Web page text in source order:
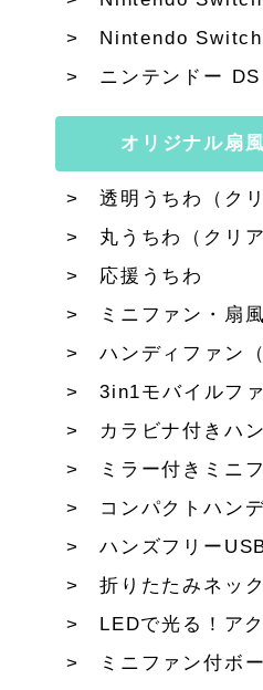
Nintendo
ニンテンドー DS
オリジナル扇
透明うちわ（ク
丸うちわ（クリ
応援うちわ
ミニファン・扇
ハンディファン
3in1モバイルフ
カラビナ付きハ
ミラー付きミニ
コンパクトハン
ハンズフリー
折りたたみネッ
LEDで光る！ア
ミニファン付ボ